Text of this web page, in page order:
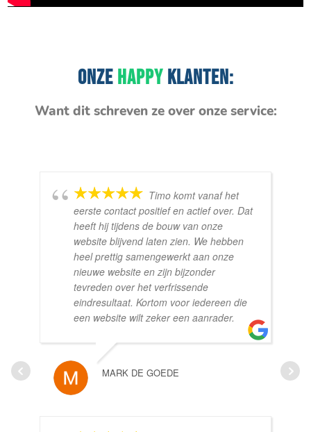
ONZEHAPPYKLANTEN:
Want dit schreven ze over onze service:
Timo komt vanaf het
eerste contact positief en actief over. Dat
heeft hij tijdens de bouw van onze
website blijvend laten zien. We hebben
heel prettig samengewerkt aan onze
nieuwe website en zijn bijzonder
tevreden over het verfrissende
eindresultaat. Kortom voor iedereen die
een website wilt zeker een aanrader.
MARK DE GOEDE